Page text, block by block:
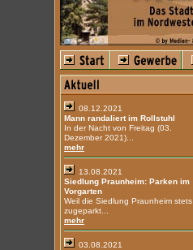
08.12.2021
Mann randaliert im Rollstuhl
In der Nacht von Freitag (03.
Dezember 2021)...
mehr
13.08.2021
Siedlung Praunheim: Parken im
Vorgarten
Weil die Siedlung Praunheim stets
zugeparkt...
mehr
03.08.2021